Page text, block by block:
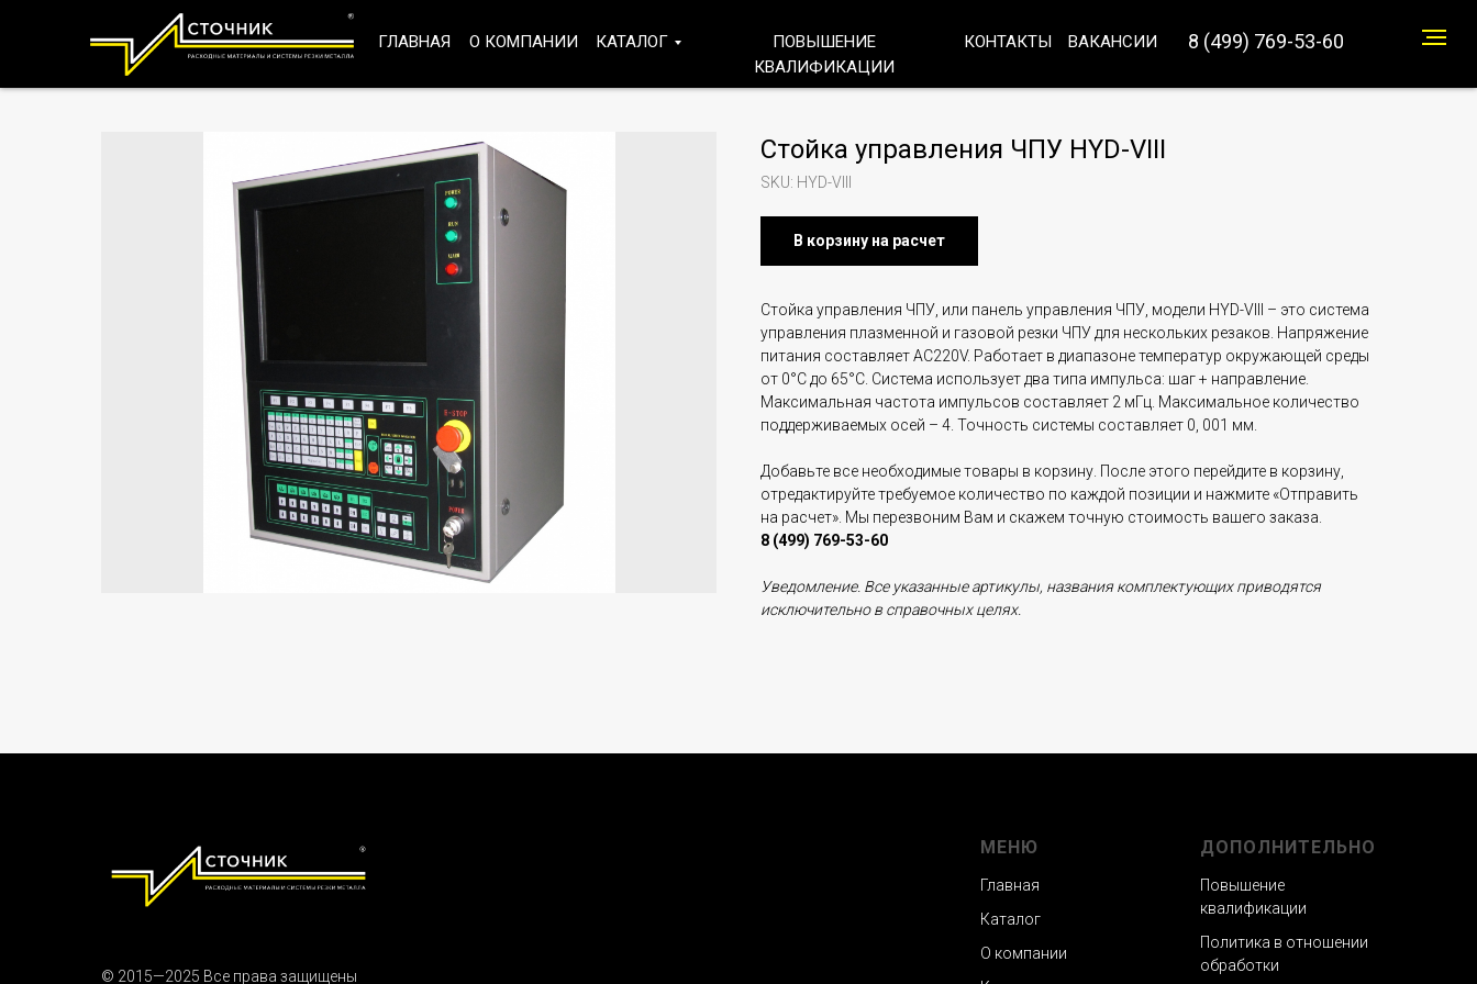
8 (499) 769-53-60
ГЛАВНАЯ О КОМПАНИИ КАТАЛОГ
ПОВЫШЕНИЕ
КВАЛИФИКАЦИИ
КОНТАКТЫ ВАКАНСИИ
Стойка управления ЧПУ HYD-VIII
SKU: HYD-VIII
В корзину на расчет
Стойка управления ЧПУ, или панель управления ЧПУ, модели HYD-VIII – это система
управления плазменной и газовой резки ЧПУ для нескольких резаков. Напряжение
питания составляет AC220V. Работает в диапазоне температур окружающей среды
от 0°C до 65°C. Система использует два типа импульса: шаг + направление.
Максимальная частота импульсов составляет 2 мГц. Максимальное количество
поддерживаемых осей – 4. Точность системы составляет 0, 001 мм.
Добавьте все необходимые товары в корзину. После этого перейдите в корзину,
отредактируйте требуемое количество по каждой позиции и нажмите «Отправить
на расчет». Мы перезвоним Вам и скажем точную стоимость вашего заказа.
8 (499) 769-53-60
Уведомление. Все указанные артикулы, названия комплектующих приводятся
исключительно в справочных целях.
© 2015—2025 Все права защищены
МЕНЮ
Главная
Каталог
О компании
ДОПОЛНИТЕЛЬНО
Повышение
квалификации
Политика в отношении
обработки